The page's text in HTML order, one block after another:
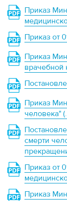
Приказ
Приказ от
Приказ
врачебной
Приказ
человека"
смерти
Приказ от
Приказ